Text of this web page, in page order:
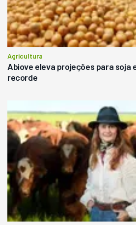
Agricultura
Abiove eleva projeções para soja
recorde